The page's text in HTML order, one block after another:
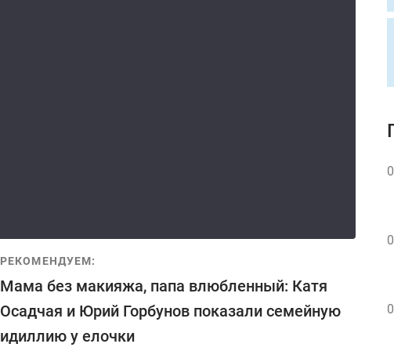
РЕКОМЕНДУЕМ:
Мама без макияжа, папа влюбленный: Катя
Осадчая и Юрий Горбунов показали семейную
идиллию у елочки